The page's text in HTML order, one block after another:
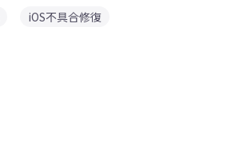
iOS不具合修復